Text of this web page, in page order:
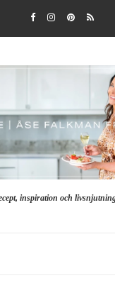
inspiration och